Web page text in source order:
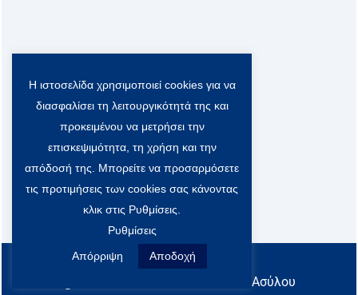
F
a
o
k
T
w
i
t
t
e
r
-
x
c
L
i
n
k
e
d
i
n
Y
o
u
t
u
b
e
Viber Community:
All rights reserved
@ Υπουργείο Μετανάστευσης & Ασύλου
Η ιστοσελίδα χρησιμοποιεί cookies για να
διασφαλίσει τη λειτουργικότητά της και
προκειμένου να μετρήσει την
επισκεψιμότητα, τη χρήση και την
απόδοσή της. Μπορείτε να προσαρμόσετε
τις προτιμήσεις των cookies σας κάνοντας
κλικ στις Ρυθμίσεις.
Ρυθμίσεις
Απόρριψη Αποδοχή